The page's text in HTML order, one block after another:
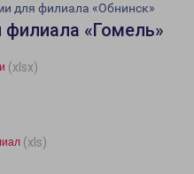
для филиала «Обнинск»
«Гомель»
(xlsx)
(xls)